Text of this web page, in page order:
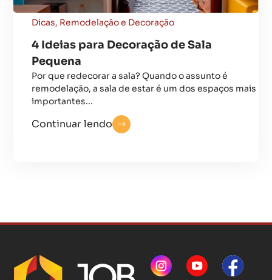
Dicas, Remodelação e Decoração
4 Ideias para Decoração de Sala
Pequena
Por que redecorar a sala? Quando o assunto é
remodelação, a sala de estar é um dos espaços mais
importantes...
Continuar lendo